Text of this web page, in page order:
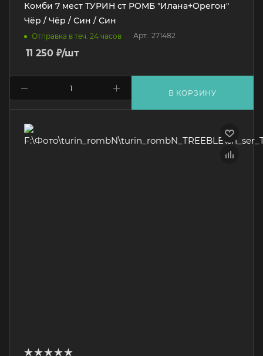
Комби 7 мест ТУРИН ст РОМБ "Илана+Орегон"
Чёр / Чёр / Син / Син
Отправка в теч. 24 часов Арт.: 271482
11 250 ₽/шт
В КОРЗИНУ